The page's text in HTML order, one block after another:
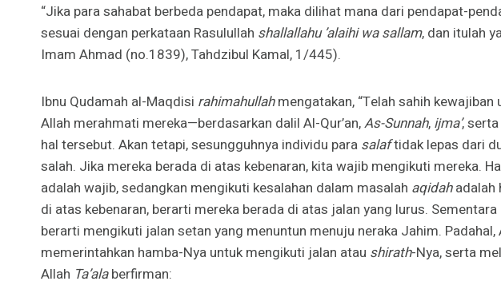
“Jika para sahabat berbeda pendapat, maka dilihat mana dari pendapat-
sesuai dengan perkataan Rasulullah shallallahu ’alaihi wa sallam, dan itulah
Imam Ahmad (no.1839), Tahdzibul Kamal, 1/445).
Ibnu Qudamah al-Maqdisi rahimahullahmengatakan, “Telah sahih kewajiban
Allah merahmati mereka—berdasarkan dalil Al-Qur’an,As-Sunnah, ijma’,
hal tersebut. Akan tetapi, sesungguhnya individu para salaftidak lepas dari
salah. Jika mereka berada di atas kebenaran, kita wajib mengikuti mereka.
adalah wajib, sedangkan mengikuti kesalahan dalam masalah aqidahadalah
di atas kebenaran, berarti mereka berada di atas jalan yang lurus.
berarti mengikuti jalan setan yang menuntun menuju neraka Jahim. Padahal,
memerintahkan hamba-Nya untuk mengikuti jalan atau shirath-Nya, serta
Allah Ta’alaberfirman: